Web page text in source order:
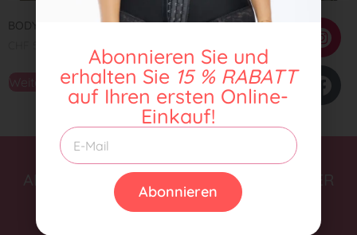
BODY SAES REF 7697
Weiterlesen
BODY SAES REF 7685
Weiterlesen
ABONNIEREN SIE UNSEREN NEWSLETTER
UND ERHALTEN SIE 15 % RABATT AUF
IHREN ERSTEN ONLINE-EINKAUF.
Abonnieren Sie und
erhalten Sie 15 % RABATT
auf Ihren ersten Online-
Einkauf!
Abonnieren